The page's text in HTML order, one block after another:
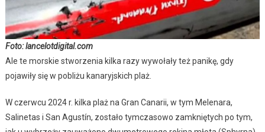
Foto: lancelotdigital.com
Ale te morskie stworzenia kilka razy wywołały też panikę, gdy
pojawiły się w pobliżu kanaryjskich plaż.
W czerwcu 2024 r. kilka plaż na Gran Canarii, w tym Melenara,
Salinetas i San Agustín, zostało tymczasowo zamkniętych po tym,